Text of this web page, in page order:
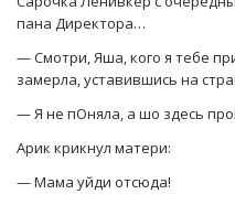
пана Директора…
— Смотри, Яша, кого я тебе
замерла, уставившись на
— Я не пОняла, а шо здесь
Арик крикнул матери:
— Мама уйди отсюда!